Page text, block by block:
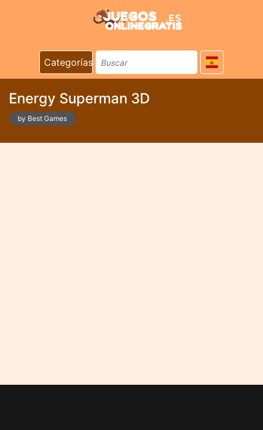
Categorías
Energy Superman 3D
by Best Games